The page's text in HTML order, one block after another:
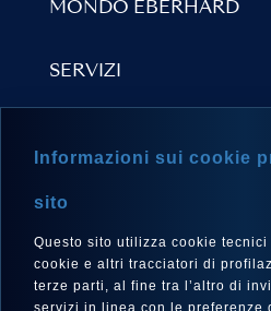
MONDO EBERHARD
SERVIZI
LINGUA
Informazioni sui cookie
sito
Questo sito utilizza cookie
cookie e altri tracciatori di
terze parti, al fine tra l’altro di
servizi in linea con le preferenze